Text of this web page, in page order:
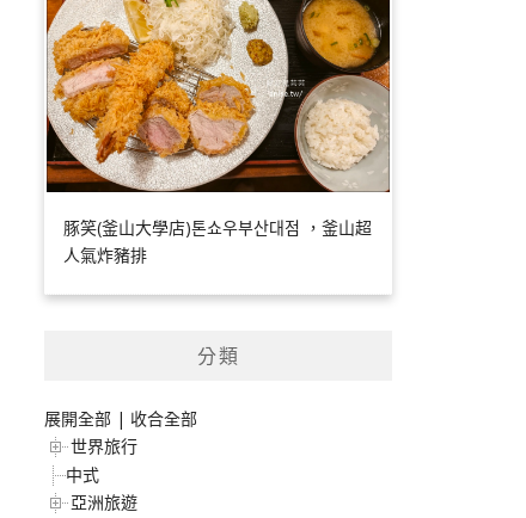
豚笑(釜山大學店)톤쇼우부산대점 ，釜山超
人氣炸豬排
分類
展開全部 | 收合全部
世界旅行
中式
亞洲旅遊